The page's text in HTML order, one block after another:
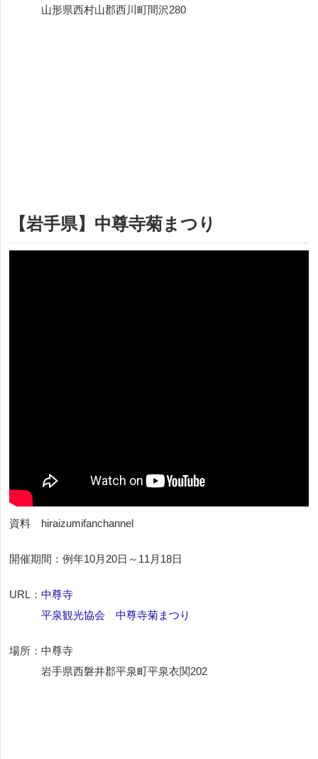
山形県西村山郡西川町間沢280
【岩手県】中尊寺菊まつり
資料 hiraizumifanchannel
開催期間：例年10月20日～11月18日
URL： 中尊寺
平泉観光協会 中尊寺菊まつり
場所：中尊寺
岩手県西磐井郡平泉町平泉衣関202